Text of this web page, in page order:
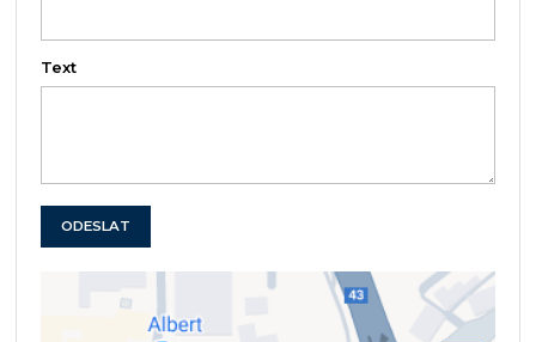
Text
ODESLAT